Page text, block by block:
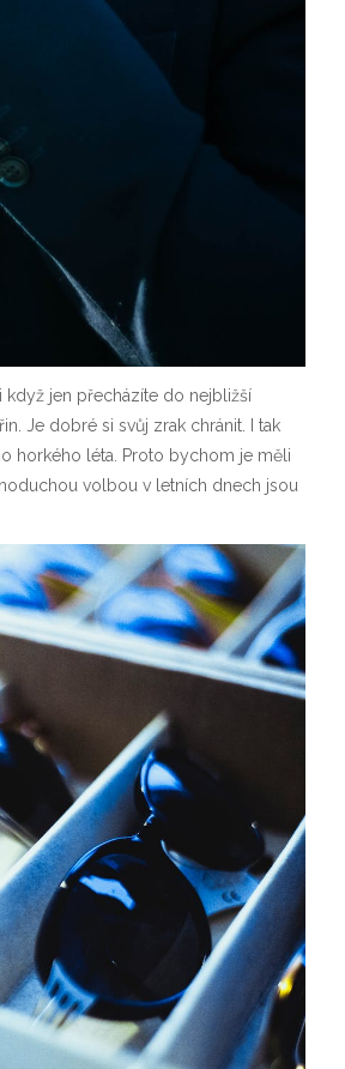
když jen přecházíte do nejbližší
Je dobré si svůj zrak chránit. I tak
horkého léta. Proto bychom je měli
volbou v letních dnech jsou